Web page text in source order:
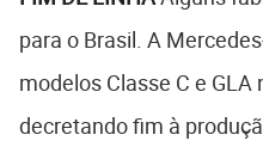
para o Brasil. A
modelos Classe C e
decretando fim à